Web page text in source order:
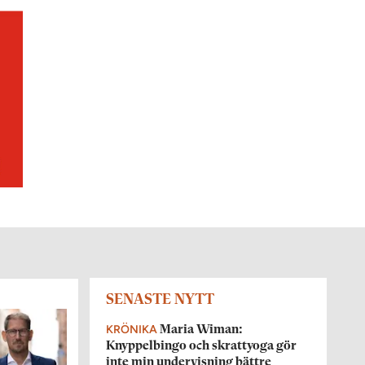
SENASTE NYTT
KRÖNIKA Maria Wiman:
Knyppelbingo och skrattyoga gör